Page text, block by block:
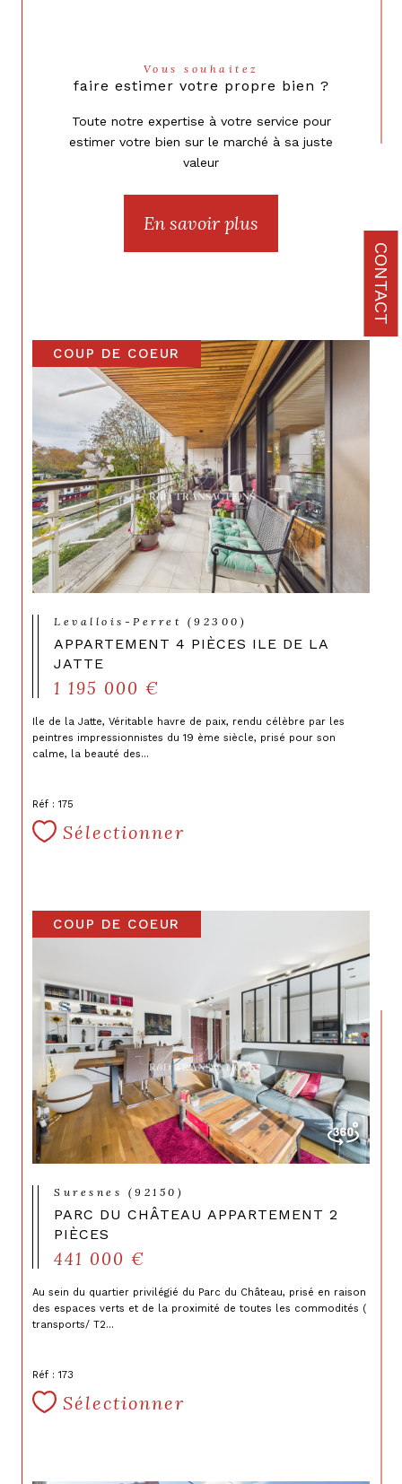
CONTACT
Vous souhaitez
faire estimer votre propre bien ?
Toute notre expertise à votre service pour
estimer votre bien sur le marché à sa juste
valeur
En savoir plus
COUP DE COEUR
Levallois-Perret (92300)
APPARTEMENT 4 PIÈCES ILE DE LA
JATTE
1 195 000 €
Ile de la Jatte, Véritable havre de paix, rendu célèbre par les
peintres impressionnistes du 19 ème siècle, prisé pour son
calme, la beauté des...
Réf : 175
Sélectionner
COUP DE COEUR
Suresnes (92150)
PARC DU CHÂTEAU APPARTEMENT 2
PIÈCES
441 000 €
Au sein du quartier privilégié du Parc du Château, prisé en raison
des espaces verts et de la proximité de toutes les commodités (
transports/ T2...
Réf : 173
Sélectionner